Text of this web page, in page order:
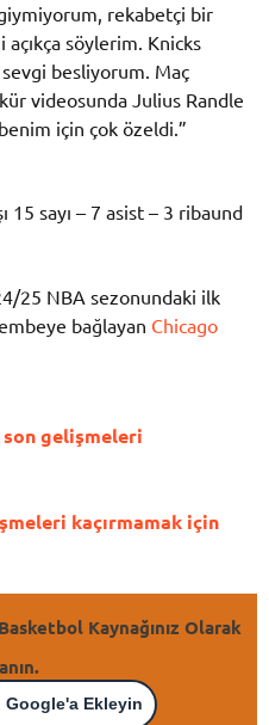
rekabetçi bir
söylerim. Knicks
besliyorum. Maç
videosunda Julius Randle
için çok özeldi.”
15 sayı – 7 asist – 3 ribaund
25 NBA sezonundaki ilk
bağlayan Chicago
gelişmeleri
kaçırmamak için
Kaynağınız Olarak
Ekleyin